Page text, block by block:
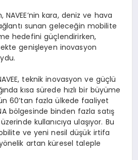
kara, deniz ve hava
sunan geleceğin mobilite
hedefini güçlendirirken,
genişleyen inovasyon
teknik inovasyon ve güçlü
kısa sürede hızlı bir büyüme
60’tan fazla ülkede faaliyet
bölgesinde binden fazla satış
kullanıcıya ulaşıyor. Bu
ve yeni nesil düşük irtifa
artan küresel taleple